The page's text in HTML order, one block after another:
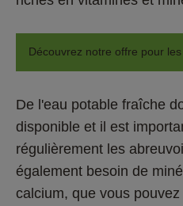
Découvrez notre offre pour
De l'eau potable fraîche
disponible et il est
régulièrement les
également besoin de
calcium, que vous